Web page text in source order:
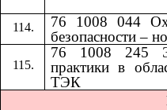
76 1008 044
безопасности –
76 1008 245
практики в
ТЭК